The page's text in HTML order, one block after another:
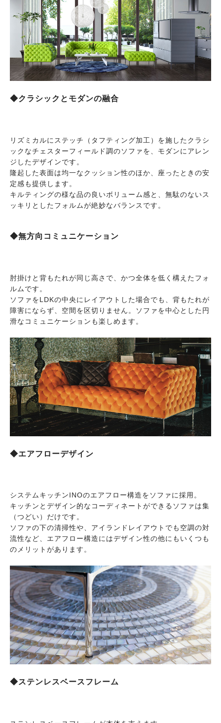
◆クラシックとモダンの融合
リズミカルにステッチ（タフティング加工）を施したクラシ
ックなチェスターフィールド調のソファを、モダンにアレン
ジしたデザインです。
隆起した表面は均一なクッション性のほか、座ったときの安
定感も提供します。
キルティングの様な品の良いボリューム感と、無駄のないス
ッキリとしたフォルムが絶妙なバランスです。
◆無方向コミュニケーション
肘掛けと背もたれが同じ高さで、かつ全体を低く構えたフォ
ルムです。
ソファをLDKの中央にレイアウトした場合でも、背もたれが
障害にならず、空間を区切りません。ソファを中心とした円
滑なコミュニケーションも楽しめます。
◆エアフローデザイン
システムキッチンINOのエアフロー構造をソファに採用。
キッチンとデザイン的なコーディネートができるソファは集
（つどい）だけです。
ソファの下の清掃性や、アイランドレイアウトでも空調の対
流性など、エアフロー構造にはデザイン性の他にもいくつも
のメリットがあります。
◆ステンレスベースフレーム